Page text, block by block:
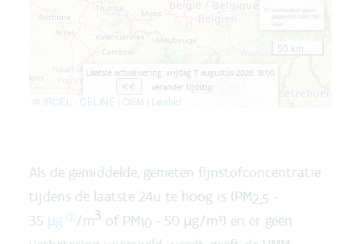
Als de gemiddelde, gemeten fijnstofconcentratie
tijdens de laatste 24u te hoog is (PM2,5 -
35 µg /m3 of PM10 - 50 µg/m³) en er geen